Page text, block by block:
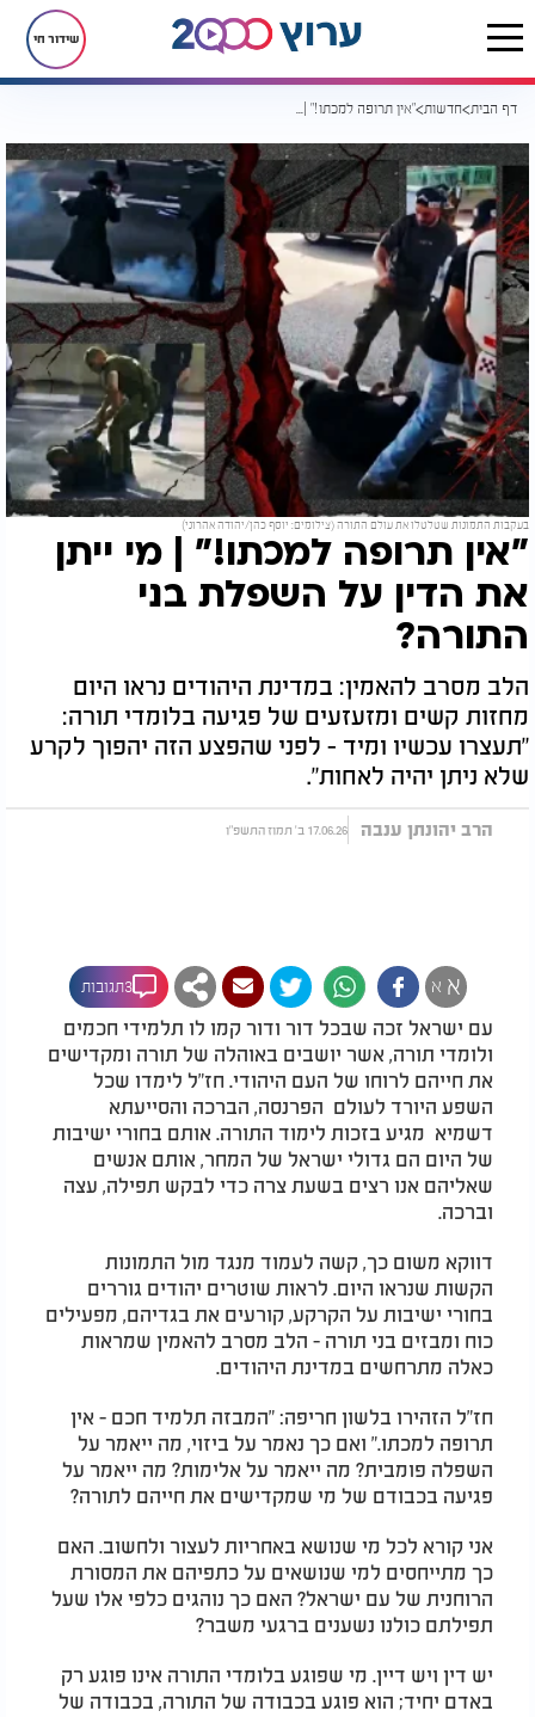
שידור חי
דף הבית חדשות "אין תרופה למכתו!" | מי ייתן את הדין על השפלת בני התורה?
בעקבות התמונות שטלטלו את עולם התורה (צילומים: יוסף כהן/יהודה אהרוני)
"אין תרופה למכתו!" | מי ייתן
את הדין על השפלת בני
התורה?
הלב מסרב להאמין: במדינת היהודים נראו היום
מחזות קשים ומזעזעים של פגיעה בלומדי תורה:
"תעצרו עכשיו ומיד - לפני שהפצע הזה יהפוך לקרע
שלא ניתן יהיה לאחות".
הרב יהונתן ענבה 17.06.26 ב' תמוז התשפ"ו
א א 3תגובות
עם ישראל זכה שבכל דור ודור קמו לו תלמידי חכמים
ולומדי תורה, אשר יושבים באוהלה של תורה ומקדישים
את חייהם לרוחו של העם היהודי. חז"ל לימדו שכל
השפע היורד לעולם הפרנסה, הברכה והסייעתא
דשמיא מגיע בזכות לימוד התורה. אותם בחורי ישיבות
של היום הם גדולי ישראל של המחר, אותם אנשים
שאליהם אנו רצים בשעת צרה כדי לבקש תפילה, עצה
וברכה.
דווקא משום כך, קשה לעמוד מנגד מול התמונות
הקשות שנראו היום. לראות שוטרים יהודים גוררים
בחורי ישיבות על הקרקע, קורעים את בגדיהם, מפעילים
כוח ומבזים בני תורה - הלב מסרב להאמין שמראות
כאלה מתרחשים במדינת היהודים.
חז"ל הזהירו בלשון חריפה: "המבזה תלמיד חכם - אין
תרופה למכתו." ואם כך נאמר על ביזוי, מה ייאמר על
השפלה פומבית? מה ייאמר על אלימות? מה ייאמר על
פגיעה בכבודם של מי שמקדישים את חייהם לתורה?
אני קורא לכל מי שנושא באחריות לעצור ולחשוב. האם
כך מתייחסים למי שנושאים על כתפיהם את המסורת
הרוחנית של עם ישראל? האם כך נוהגים כלפי אלו שעל
תפילתם כולנו נשענים ברגעי משבר?
יש דין ויש דיין. מי שפוגע בלומדי התורה אינו פוגע רק
באדם יחיד; הוא פוגע בכבודה של התורה, בכבודה של